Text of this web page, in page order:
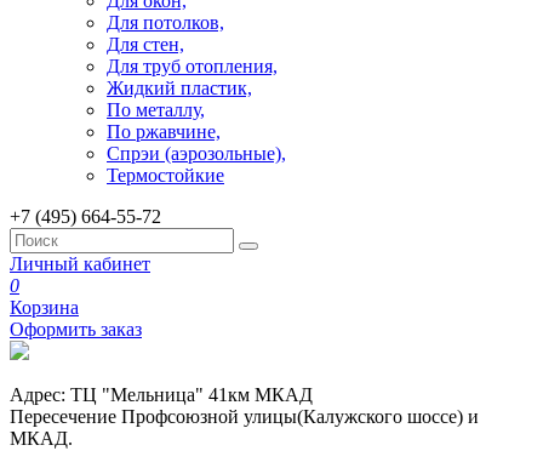
Для потолков,
Для стен,
Для труб отопления,
Жидкий пластик,
По металлу,
По ржавчине,
Спрэи (аэрозольные),
Термостойкие
+7 (495) 664-55-72
Личный кабинет
0
Корзина
Оформить заказ
Адрес: ТЦ "Мельница" 41км МКАД
Пересечение Профсоюзной улицы(Калужского шоссе) и
МКАД.